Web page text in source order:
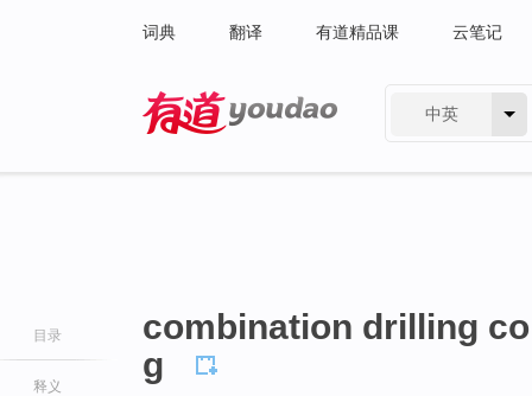
词典 翻译 有道精品课 云笔记
中英
目录
释义
combination drilling
g